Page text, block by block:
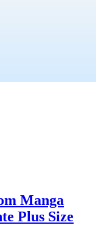
Manga
Plus Size